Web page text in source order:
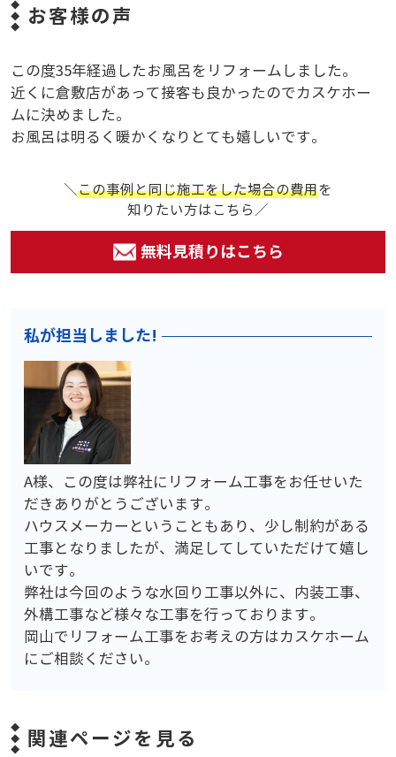
お客様の声
この度35年経過したお風呂をリフォームしました。
近くに倉敷店があって接客も良かったのでカスケホー
ムに決めました。
お風呂は明るく暖かくなりとても嬉しいです。
＼この事例と同じ施工をした場合の費用を
知りたい方はこちら／
無料見積りはこちら
私が担当しました!
A様、この度は弊社にリフォーム工事をお任せいた
だきありがとうございます。
ハウスメーカーということもあり、少し制約がある
工事となりましたが、満足してしていただけて嬉し
いです。
弊社は今回のような水回り工事以外に、内装工事、
外構工事など様々な工事を行っております。
岡山でリフォーム工事をお考えの方はカスケホーム
にご相談ください。
関連ページを見る